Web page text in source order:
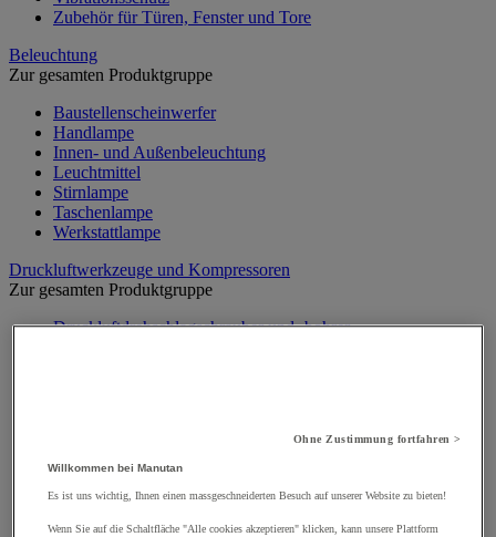
Zubehör für Türen, Fenster und Tore
Beleuchtung
Zur gesamten Produktgruppe
Baustellenscheinwerfer
Handlampe
Innen- und Außenbeleuchtung
Leuchtmittel
Stirnlampe
Taschenlampe
Werkstattlampe
Druckluftwerkzeuge und Kompressoren
Zur gesamten Produktgruppe
Druckluftdrehschlagschrauber und -bohrer
Pneumatische Säge
Pneumatisches Spezialwerkzeug
Zubehör für Druckluftarbeiten
Ohne Zustimmung fortfahren >
Willkommen bei Manutan
Es ist uns wichtig, Ihnen einen massgeschneiderten Besuch auf unserer Website zu bieten!
Wenn Sie auf die Schaltfläche "Alle cookies akzeptieren" klicken, kann unsere Plattform